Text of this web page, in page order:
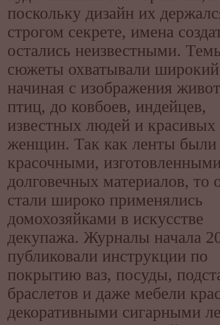
поскольку дизайн их
строгом секрете, имена
остались неизвестными.
сюжеты охватывали широкий
начиная с изображения
птиц, до ковбоев, индейцев,
известных людей и красивых
женщин. Так как ленты были
красочными,
долговечных материалов, то
стали широко применялись
домохозяйками в искусстве
декупажа. Журналы начала
публиковали инструкции по
покрытию ваз, посуды,
браслетов и даже мебели
декоративными сигарными